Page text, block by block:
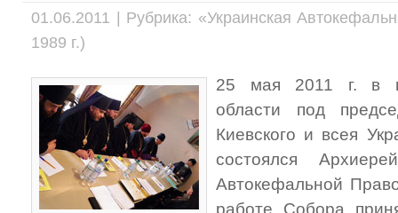
01.06.2011 | Рубрика: «Украинская
1989 г.)
25 мая 2011 г. в
области под
Киевского и всея
состоялся
Автокефальной
работе Собора